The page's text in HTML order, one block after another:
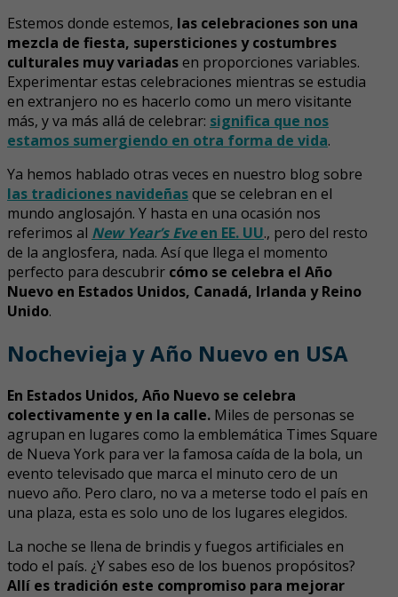
Estemos donde estemos, las celebraciones son una
mezcla de fiesta, supersticiones y costumbres
culturales muy variadasen proporciones variables.
Experimentar estas celebraciones mientras se estudia
en extranjero no es hacerlo como un mero visitante
más, y va más allá de celebrar: significa que nos
estamos sumergiendo en otra forma de vida.
Ya hemos hablado otras veces en nuestro blog sobre
las tradiciones navideñasque se celebran en el
mundo anglosajón. Y hasta en una ocasión nos
referimos al New Year’s Eveen EE. UU., pero del resto
de la anglosfera, nada. Así que llega el momento
perfecto para descubrir cómo se celebra el Año
Nuevo en Estados Unidos, Canadá, Irlanda y Reino
Unido.
Nochevieja y Año Nuevo en USA
En Estados Unidos, Año Nuevo se celebra
colectivamente y en la calle. Miles de personas se
agrupan en lugares como la emblemática Times Square
de Nueva York para ver la famosa caída de la bola, un
evento televisado que marca el minuto cero de un
nuevo año. Pero claro, no va a meterse todo el país en
una plaza, esta es solo uno de los lugares elegidos.
La noche se llena de brindis y fuegos artificiales en
todo el país. ¿Y sabes eso de los buenos propósitos?
Allí es tradición este compromiso para mejorar